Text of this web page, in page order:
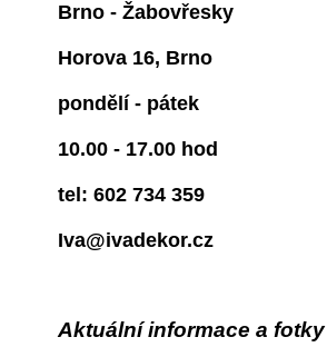
Brno - Žabovřesky
Horova 16, Brno
pondělí - pátek
10.00 - 17.00 hod
tel: 602 734 359
Iva@ivadekor.cz
Aktuální informace a fotky